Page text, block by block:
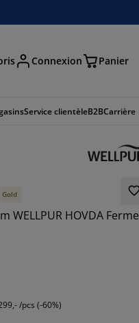
Connexion Panier
Service clientèleB2BCarrière
Gold
WELLPUR HOVDA Ferme
/pcs (-60%)